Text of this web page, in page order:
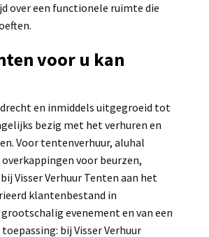
over een functionele ruimte die
voor u kan
en inmiddels uitgegroeid tot
bezig met het verhuren en
Voor tentenverhuur, aluhal
voor beurzen,
Visser Verhuur Tenten aan het
klantenbestand in
evenement en van een
bij Visser Verhuur